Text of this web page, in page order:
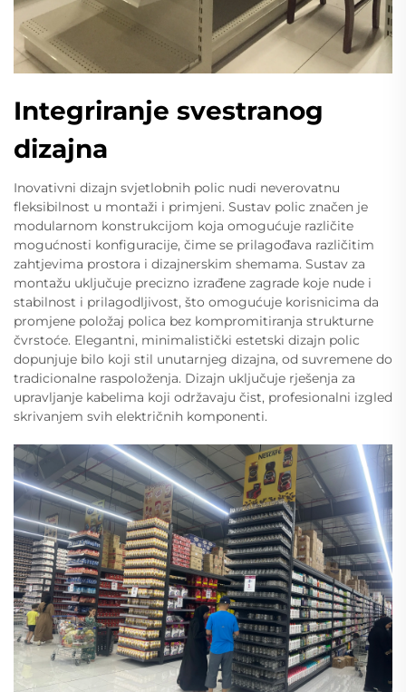
Integriranje svestranog
dizajna
Inovativni dizajn svjetlobnih polic nudi neverovatnu
fleksibilnost u montaži i primjeni. Sustav polic značen je
modularnom konstrukcijom koja omogućuje različite
mogućnosti konfiguracije, čime se prilagođava različitim
zahtjevima prostora i dizajnerskim shemama. Sustav za
montažu uključuje precizno izrađene zagrade koje nude i
stabilnost i prilagodljivost, što omogućuje korisnicima da
promjene položaj polica bez kompromitiranja strukturne
čvrstoće. Elegantni, minimalistički estetski dizajn polic
dopunjuje bilo koji stil unutarnjeg dizajna, od suvremene do
tradicionalne raspoloženja. Dizajn uključuje rješenja za
upravljanje kabelima koji održavaju čist, profesionalni izgled
skrivanjem svih električnih komponenti.